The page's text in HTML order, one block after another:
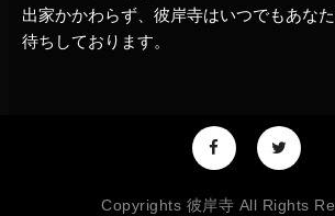
出家かかわらず、 彼岸寺はいつでもあな
待ちしております。
Copyrights 彼岸寺 All Rights